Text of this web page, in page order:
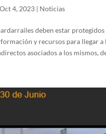
Oct 4, 2023| Noticias
deben estar
y recursos para llegar
asociados a los mismos,